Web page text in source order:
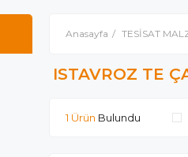
Anasayfa TESİSAT
ISTAVROZ TE
1 Ürün